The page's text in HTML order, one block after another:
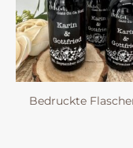
Bedruckte